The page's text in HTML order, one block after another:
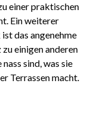
einer praktischen
Ein weiterer
das angenehme
einigen anderen
sind, was sie
Terrassen macht.